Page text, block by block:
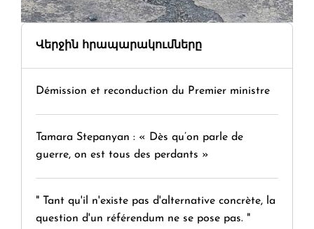
Վերջին հրապարակումները
Démission et reconduction du Premier ministre
Tamara Stepanyan : « Dès qu’on parle de
guerre, on est tous des perdants »
" Tant qu'il n'existe pas d'alternative concrète, la
question d'un référendum ne se pose pas. "